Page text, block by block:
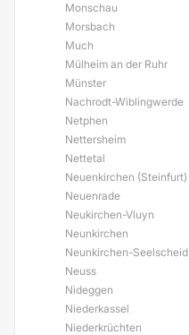
Monschau
Morsbach
Much
Mülheim an der Ruhr
Münster
Nachrodt-Wiblingwerde
Netphen
Nettersheim
Nettetal
Neuenkirchen (Steinfurt)
Neuenrade
Neukirchen-Vluyn
Neunkirchen
Neunkirchen-Seelscheid
Neuss
Nideggen
Niederkassel
Niederkrüchten